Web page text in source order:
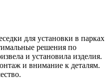
для установки в парках
решения по
и установила изделия.
и внимание к деталям.